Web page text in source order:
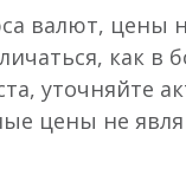
валют, цены
как в
уточняйте
цены не